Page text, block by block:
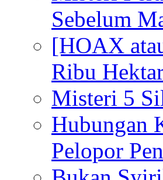
Sebelum
[HOAX
Ribu
Misteri 5
Hubungan
Pelopor